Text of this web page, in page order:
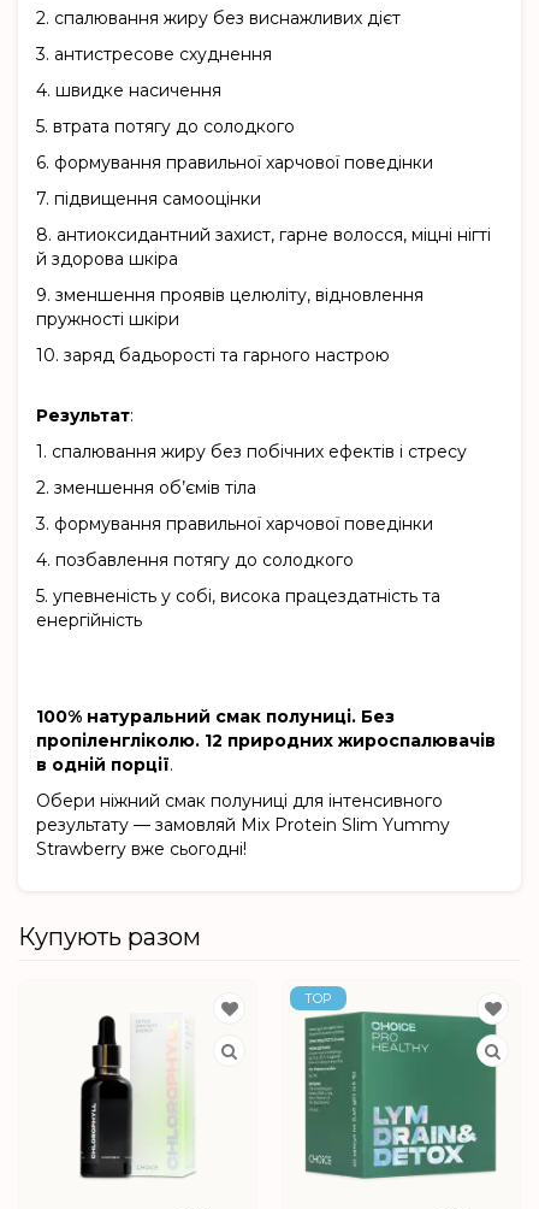
2. спалювання жиру без виснажливих дієт
3. антистресове схуднення
4. швидке насичення
5. втрата потягу до солодкого
6. формування правильної харчової поведінки
7. підвищення самооцінки
8. антиоксидантний захист, гарне волосся, міцні нігті
й здорова шкіра
9. зменшення проявів целюліту, відновлення
пружності шкіри
10. заряд бадьорості та гарного настрою
Результат:
1. спалювання жиру без побічних ефектів і стресу
2. зменшення об’ємів тіла
3. формування правильної харчової поведінки
4. позбавлення потягу до солодкого
5. упевненість у собі, висока працездатність та
енергійність
100% натуральний смак полуниці. Без
пропіленгліколю. 12 природних жироспалювачів
в одній порції.
Обери ніжний смак полуниці для інтенсивного
результату — замовляй Mix Protein Slim Yummy
Strawberry вже сьогодні!
Купують разом
TOP